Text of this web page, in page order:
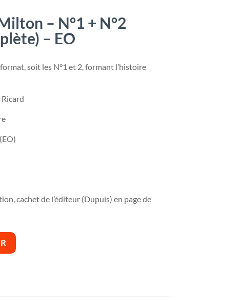
– N°1 + N°2
– EO
soit les N°1 et 2, formant l’histoire
cachet de l’éditeur (Dupuis) en page de